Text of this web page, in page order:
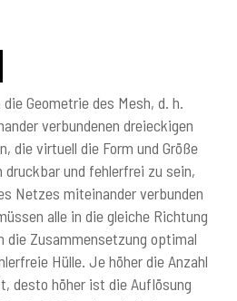
Geometrie des Mesh, d. h.
verbundenen dreieckigen
die virtuell die Form und Größe
und fehlerfrei zu sein,
Netzes miteinander verbunden
alle in die gleiche Richtung
die Zusammensetzung optimal
Hülle. Je höher die Anzahl
desto höher ist die Auflösung